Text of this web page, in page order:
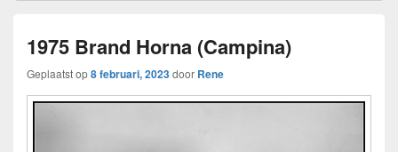
1975 Brand Horna (Campina)
Geplaatst op8 februari, 2023door Rene